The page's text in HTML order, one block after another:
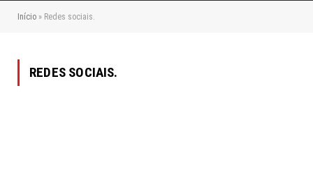
Início » Redes sociais.
REDES SOCIAIS.